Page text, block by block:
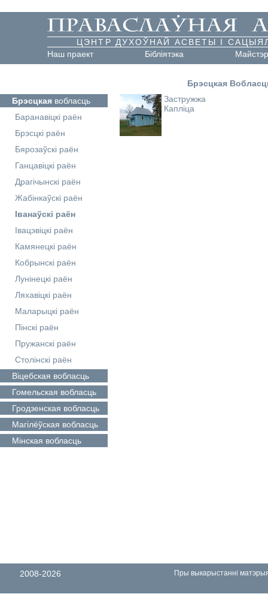
ЦЭНТР ДУХОЎНАЙ АСВЕТЫ І
Наш праект
Бібліятэка
Брэсцкая
Брэсцкая вобласць
Баранавіцкі раён
Брэсцкі раён
Бярозаўскі раён
Ганцавіцкі раён
Драгічынскі раён
Жабінкаўскі раён
Іванаўскі раён
Івацэвіцкі раён
Камянецкі раён
Кобрынскі раён
Лунінецкі раён
Ляхавіцкі раён
Маларыцкі раён
Пінскі раён
Пружанскі раён
Столінскі раён
Віцебская вобласць
Гомельская вобласць
Гродзенская вобласць
Магілёўская вобласць
Мінская вобласць
Застружжа
Капліца
2008-2026 Пры выкарыстанні